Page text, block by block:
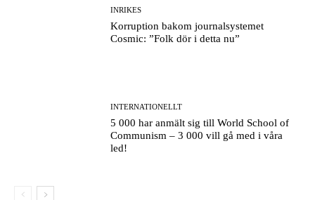
INRIKES
Korruption bakom journalsystemet
Cosmic: ”Folk dör i detta nu”
INTERNATIONELLT
5 000 har anmält sig till World School of
Communism – 3 000 vill gå med i våra
led!